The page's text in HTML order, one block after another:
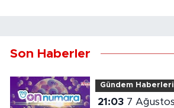
Son Haberler
Gündem Haberleri
21:037 Ağustos 2026 On